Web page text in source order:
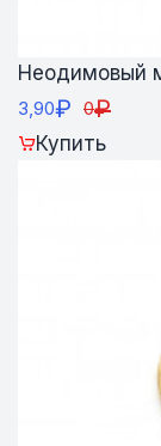
Неодимовый
3,90₽ 0₽
Купить